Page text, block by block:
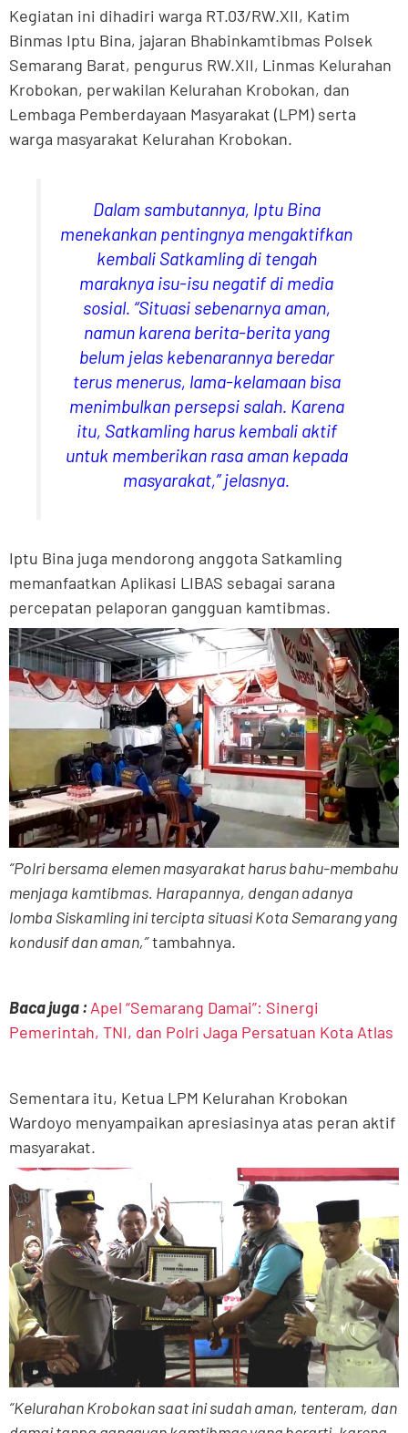
Kegiatan ini dihadiri warga RT.03/RW.XII, Katim
Binmas Iptu Bina, jajaran Bhabinkamtibmas Polsek
Semarang Barat, pengurus RW.XII, Linmas Kelurahan
Krobokan, perwakilan Kelurahan Krobokan, dan
Lembaga Pemberdayaan Masyarakat (LPM) serta
warga masyarakat Kelurahan Krobokan.
Dalam sambutannya, Iptu Bina
menekankan pentingnya mengaktifkan
kembali Satkamling di tengah
maraknya isu-isu negatif di media
sosial. “Situasi sebenarnya aman,
namun karena berita-berita yang
belum jelas kebenarannya beredar
terus menerus, lama-kelamaan bisa
menimbulkan persepsi salah. Karena
itu, Satkamling harus kembali aktif
untuk memberikan rasa aman kepada
masyarakat,” jelasnya.
Iptu Bina juga mendorong anggota Satkamling
memanfaatkan Aplikasi LIBAS sebagai sarana
percepatan pelaporan gangguan kamtibmas.
“Polri bersama elemen masyarakat harus bahu-membahu
menjaga kamtibmas. Harapannya, dengan adanya
lomba Siskamling ini tercipta situasi Kota Semarang yang
kondusif dan aman,”tambahnya.
Baca juga : Apel “Semarang Damai”: Sinergi
Pemerintah, TNI, dan Polri Jaga Persatuan Kota Atlas
Sementara itu, Ketua LPM Kelurahan Krobokan
Wardoyo menyampaikan apresiasinya atas peran aktif
masyarakat.
“Kelurahan Krobokan saat ini sudah aman, tenteram, dan